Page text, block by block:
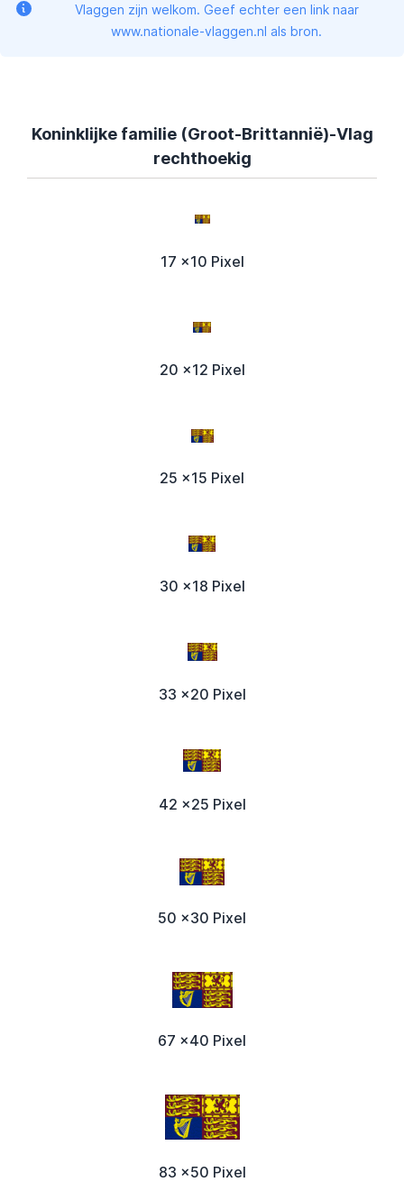
Vlaggen zijn welkom. Geef echter een link naar
www.nationale-vlaggen.nl als bron.
Koninklijke familie (Groot-Brittannië)-Vlag
rechthoekig
17 x10 Pixel
20 x12 Pixel
25 x15 Pixel
30 x18 Pixel
33 x20 Pixel
42 x25 Pixel
50 x30 Pixel
67 x40 Pixel
83 x50 Pixel